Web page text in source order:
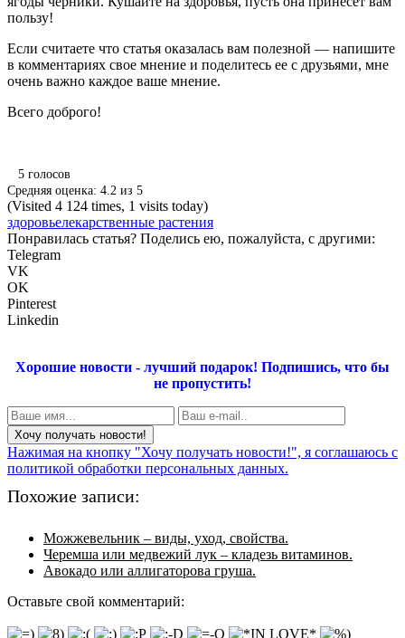
пользу!
Если считаете что статья оказалась вам полезной — напишите
в комментариях свое мнение и поделитесь ее с друзьями, мне
очень важно каждое ваше мнение.
Всего доброго!
5 голосов
Средняя оценка: 4.2 из 5
(Visited 4 124 times, 1 visits today)
здоровьелекарственные растения
Понравилась статья? Поделись ею, пожалуйста, с другими:
Telegram
VK
OK
Pinterest
Linkedin
Хорошие новости - лучший подарок! Подпишись, что бы
не пропустить!
Нажимая на кнопку "Хочу получать новости!", я соглашаюсь с
политикой обработки персональных данных.
Похожие записи:
Можжевельник – виды, уход, свойства.
Черемша или медвежий лук – кладезь витаминов.
Авокадо или аллигаторова груша.
Оставьте свой комментарий: